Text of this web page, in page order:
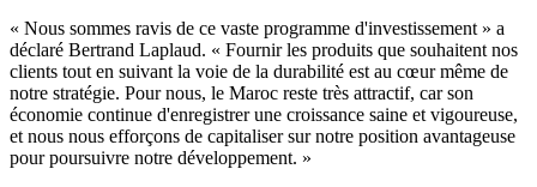
« Nous sommes ravis de ce vaste programme d'investissement » a
déclaré Bertrand Laplaud. « Fournir les produits que souhaitent nos
clients tout en suivant la voie de la durabilité est au cœur même de
notre stratégie. Pour nous, le Maroc reste très attractif, car son
économie continue d'enregistrer une croissance saine et vigoureuse,
et nous nous efforçons de capitaliser sur notre position avantageuse
pour poursuivre notre développement. »